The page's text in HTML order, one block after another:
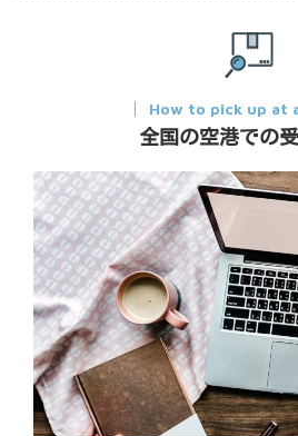
How to pick up at
全国の空港での